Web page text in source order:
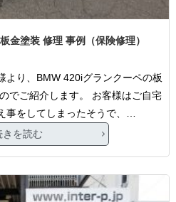
塗装 修理 事例（保険修理）
より、BMW 420iグランクーペの板
でご紹介します。 お客様はご自宅
事をしてしまったそうで、…
きを読む